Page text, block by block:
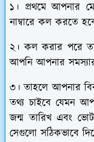
১। প্রথমে আপনার
নাম্বারে কল করতে
২। কল করার পরে
আপনি আপনার সমস্যার
৩। তাহলে আপনার
তথ্য চাইবে যেমন
জন্ম তারিখ এবং
সেগুলো সঠিকভাবে